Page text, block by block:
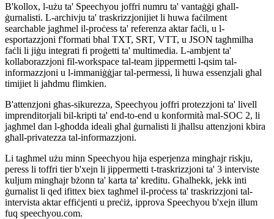
B'kollox, l-użu ta' Speechyou joffri numru ta' vantaġġi għall-
ġurnalisti. L-archivju ta' traskrizzjonijiet li huwa faċilment
searchable jagħmel il-proċess ta' referenza aktar faċli, u l-
esportazzjoni f'formati bħal TXT, SRT, VTT, u JSON tagħmilha
faċli li jiġu integrati fi proġetti ta' multimedia. L-ambjent ta'
kollaborazzjoni fil-workspace tal-team jippermetti l-qsim tal-
informazzjoni u l-immaniġġjar tal-permessi, li huwa essenzjali għal
timijiet li jaħdmu flimkien.
B'attenzjoni għas-sikurezza, Speechyou joffri protezzjoni ta' livell
imprenditorjali bil-kripti ta' end-to-end u konformità mal-SOC 2, li
jagħmel dan l-għodda ideali għal ġurnalisti li jħallsu attenzjoni kbira
għall-privatezza tal-informazzjoni.
Li tagħmel użu minn Speechyou hija esperjenza mingħajr riskju,
peress li toffri tier b'xejn li jippermetti t-traskrizzjoni ta' 3 interviste
kuljum mingħajr bżonn ta' karta ta' kreditu. Għalhekk, jekk inti
ġurnalist li qed ifittex biex tagħmel il-proċess ta' traskrizzjoni tal-
intervista aktar effiċjenti u preċiż, ipprova Speechyou b'xejn illum
fuq speechyou.com.